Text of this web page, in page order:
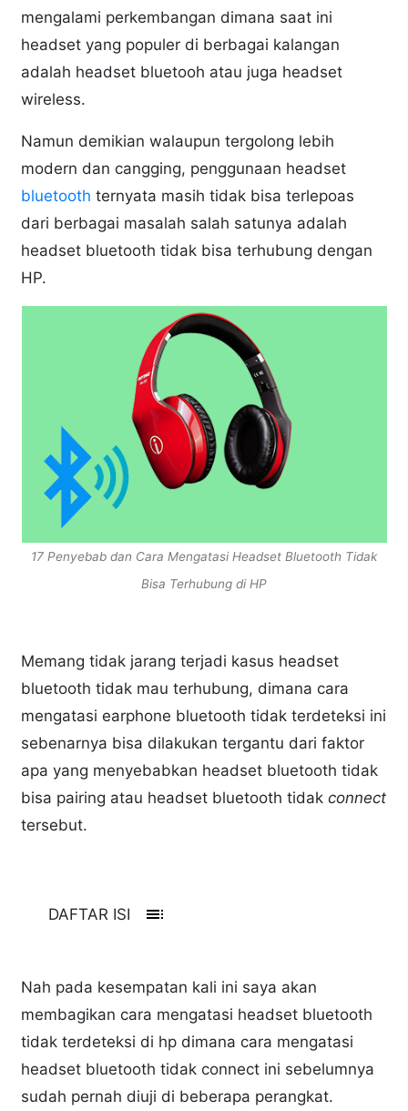
mengalami perkembangan dimana saat ini
headset yang populer di berbagai kalangan
adalah headset bluetooh atau juga headset
wireless.
Namun demikian walaupun tergolong lebih
modern dan cangging, penggunaan headset
bluetoothternyata masih tidak bisa terlepoas
dari berbagai masalah salah satunya adalah
headset bluetooth tidak bisa terhubung dengan
HP.
17 Penyebab dan Cara Mengatasi Headset Bluetooth Tidak
Bisa Terhubung di HP
Memang tidak jarang terjadi kasus headset
bluetooth tidak mau terhubung, dimana cara
mengatasi earphone bluetooth tidak terdeteksi ini
sebenarnya bisa dilakukan tergantu dari faktor
apa yang menyebabkan headset bluetooth tidak
bisa pairing atau headset bluetooth tidakconnect
tersebut.
DAFTAR ISI toc
Nah pada kesempatan kali ini saya akan
membagikan cara mengatasi headset bluetooth
tidak terdeteksi di hp dimana cara mengatasi
headset bluetooth tidak connect ini sebelumnya
sudah pernah diuji di beberapa perangkat.